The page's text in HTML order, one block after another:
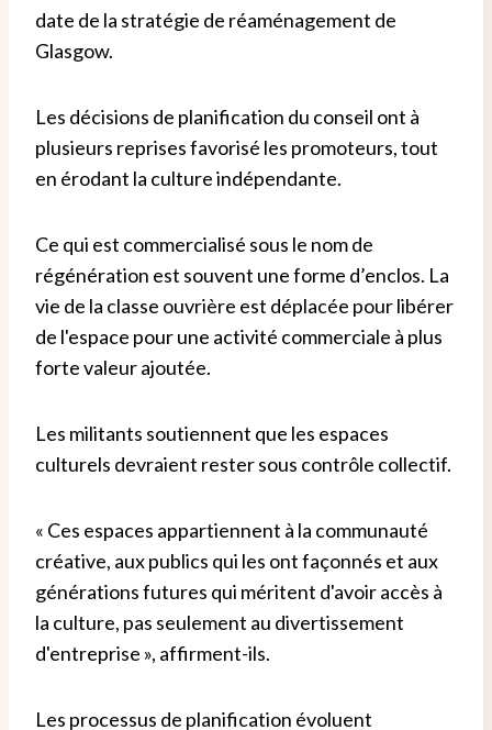
date de la stratégie de réaménagement de
Glasgow.
Les décisions de planification du conseil ont à
plusieurs reprises favorisé les promoteurs, tout
en érodant la culture indépendante.
Ce qui est commercialisé sous le nom de
régénération est souvent une forme d’enclos. La
vie de la classe ouvrière est déplacée pour libérer
de l'espace pour une activité commerciale à plus
forte valeur ajoutée.
Les militants soutiennent que les espaces
culturels devraient rester sous contrôle collectif.
« Ces espaces appartiennent à la communauté
créative, aux publics qui les ont façonnés et aux
générations futures qui méritent d'avoir accès à
la culture, pas seulement au divertissement
d'entreprise », affirment-ils.
Les processus de planification évoluent